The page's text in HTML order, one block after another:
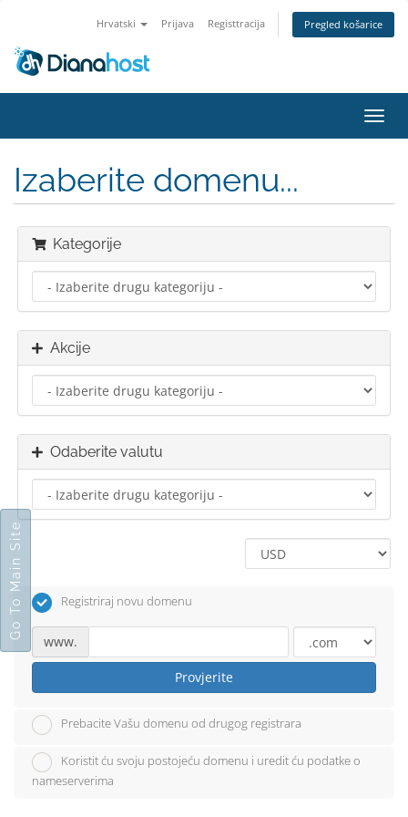
Hrvatski Prijava Registtracija Pregled košarice
Izaberite domenu...
Kategorije
Akcije
Odaberite valutu
Registriraj novu domenu
www.
Provjerite
Prebacite Vašu domenu od drugog registrara
Koristit ću svoju postojeću domenu i uredit ću podatke o
nameserverima
Go To Main Site